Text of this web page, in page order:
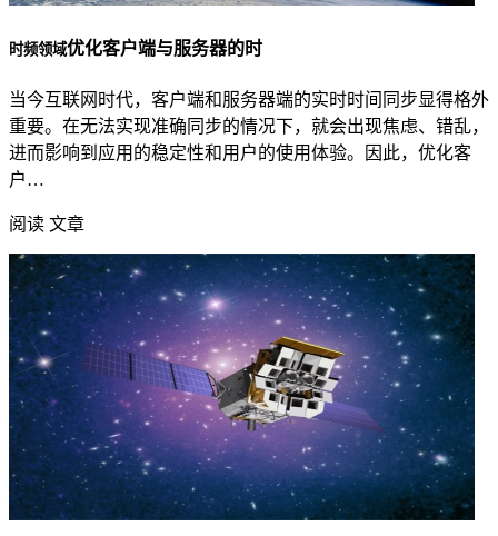
时频领域优化客户端与服务器的时
当今互联网时代，客户端和服务器端的实时时间同步显得格外
重要。在无法实现准确同步的情况下，就会出现焦虑、错乱，
进而影响到应用的稳定性和用户的使用体验。因此，优化客
户…
阅读 文章